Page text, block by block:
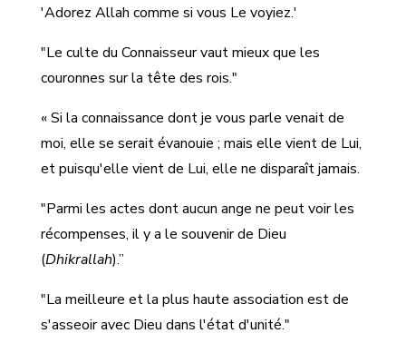
'Adorez Allah comme si vous Le voyiez.'
"Le culte du Connaisseur vaut mieux que les
couronnes sur la tête des rois."
« Si la connaissance dont je vous parle venait de
moi, elle se serait évanouie ; mais elle vient de Lui,
et puisqu'elle vient de Lui, elle ne disparaît jamais.
"Parmi les actes dont aucun ange ne peut voir les
récompenses, il y a le souvenir de Dieu
(Dhikrallah).”
"La meilleure et la plus haute association est de
s'asseoir avec Dieu dans l'état d'unité."